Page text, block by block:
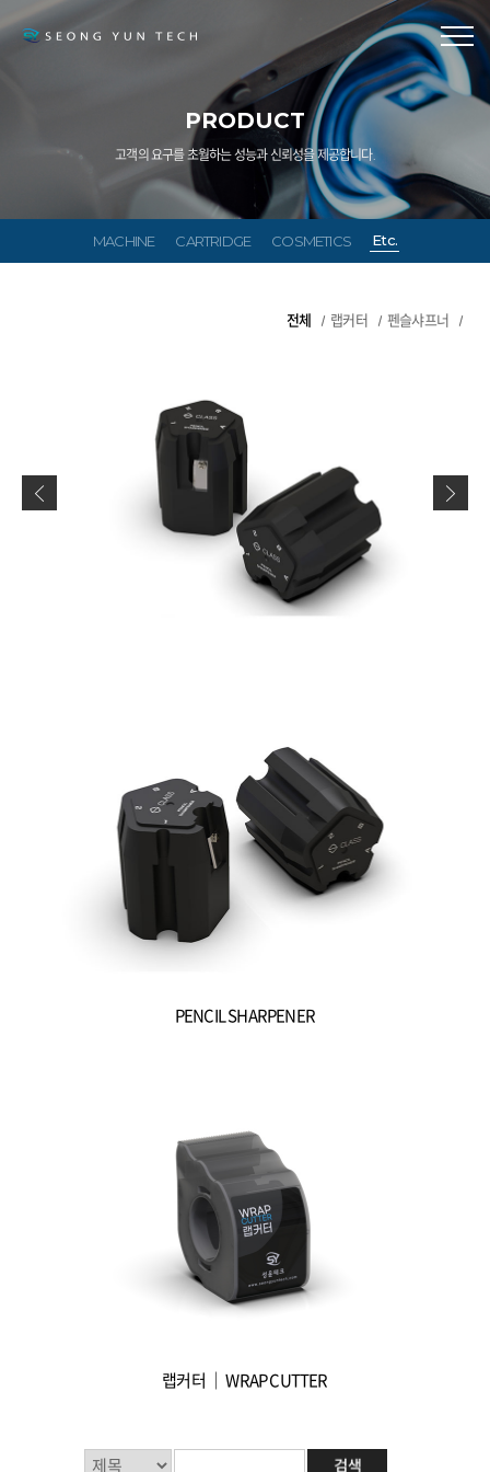
PRODUCT
고객의 요구를 초월하는 성능과 신뢰성을 제공합니다.
MACHINE CARTRIDGE COSMETICS Etc.
전체 랩커터 펜슬샤프너
PENCIL SHARPENER
랩커터 ｜ WRAP CUTTER